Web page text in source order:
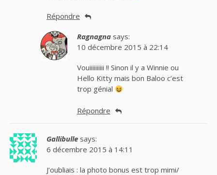
Répondre
Ragnagna says:
10 décembre 2015 à 22:14
Vouiiiiiiiiii !! Sinon il y a Winnie ou
Hello Kitty mais bon Baloo c’est
trop génial
Répondre
Gallibulle says:
6 décembre 2015 à 14:11
J’oubliais : la photo bonus est trop mimi/